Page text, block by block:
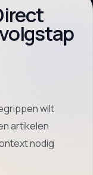
wilt
artikelen
nodig